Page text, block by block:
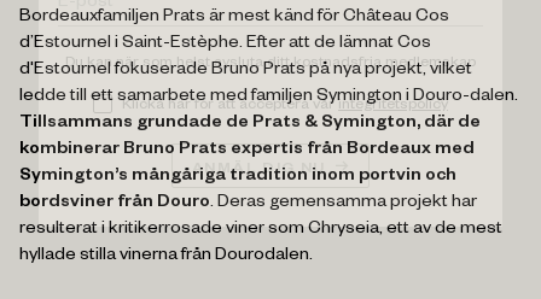
Du kan när som helst avsluta ditt kostnadsfria medlemskap
Klicka här för att acceptera vår integritetspolicy
ANMÄL DIG NU
Bordeauxfamiljen Prats är mest känd för Château Cos
d’Estournel i Saint-Estèphe. Efter att de lämnat Cos
d'Estournel fokuserade Bruno Prats på nya projekt, vilket
ledde till ett samarbete med familjen Symington i Douro-dalen.
Tillsammans grundade de Prats & Symington, där de
kombinerar Bruno Prats expertis från Bordeaux med
Symington’s mångåriga tradition inom portvin och
bordsviner från Douro. Deras gemensamma projekt har
resulterat i kritikerrosade viner som Chryseia, ett av de mest
hyllade stilla vinerna från Dourodalen.